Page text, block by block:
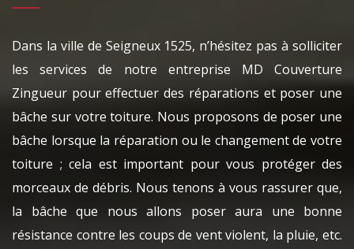
Dans la ville de Seigneux 1525, n’hésitez pas à solliciter
les services de notre entreprise MD Couverture
Zingueur pour effectuer des réparations et poser une
bâche sur votre toiture. Nous proposons de poser une
bâche lorsque la réparation ou le changement de votre
toiture ; cela est important pour vous protéger des
morceaux de débris. Nous tenons à vous rassurer que,
la bâche que nous allons poser aura une bonne
résistance contre les coups de vent violent, la pluie, etc.